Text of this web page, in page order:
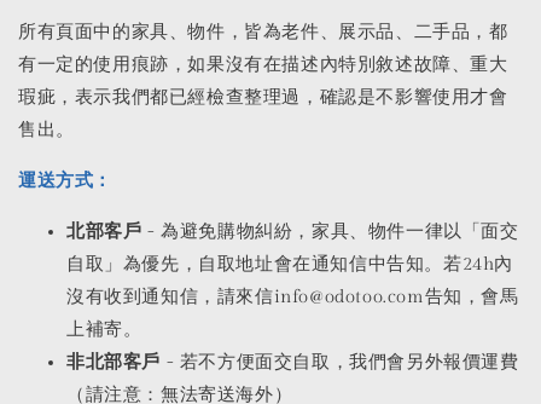
所有頁面中的家具、物件，皆為老件、展示品、二手品，都
有一定的使用痕跡，如果沒有在描述內特別敘述故障、重大
瑕疵，表示我們都已經檢查整理過，確認是不影響使用才會
售出。
運送方式：
北部客戶 - 為避免購物糾紛，家具、物件一律以「面交
自取」為優先，自取地址會在通知信中告知。若24h內
沒有收到通知信，請來信info@odotoo.com告知，會馬
上補寄。
非北部客戶 - 若不方便面交自取，我們會另外報價運費
（請注意：無法寄送海外）